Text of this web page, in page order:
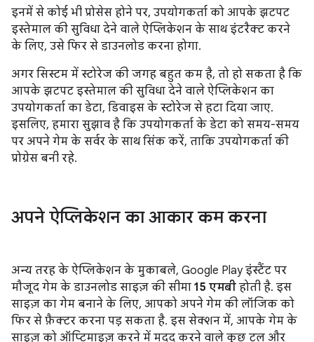
इनमें से कोई भी प्रोसेस होने पर, उपयोगकर्ता को आपके झटपट
इस्तेमाल की सुविधा देने वाले ऐप्लिकेशन के साथ इंटरैक्ट करने
के लिए, उसे फिर से डाउनलोड करना होगा.
अगर सिस्टम में स्टोरेज की जगह बहुत कम है, तो हो सकता है कि
आपके झटपट इस्तेमाल की सुविधा देने वाले ऐप्लिकेशन का
उपयोगकर्ता का डेटा, डिवाइस के स्टोरेज से हटा दिया जाए.
इसलिए, हमारा सुझाव है कि उपयोगकर्ता के डेटा को समय-समय
पर अपने गेम के सर्वर के साथ सिंक करें, ताकि उपयोगकर्ता की
प्रोग्रेस बनी रहे.
अपने ऐप्लिकेशन का आकार कम करना
अन्य तरह के ऐप्लिकेशन के मुकाबले, Google Play इंस्टैंट पर
मौजूद गेम के डाउनलोड साइज़ की सीमा 15 एमबी होती है. इस
साइज़ का गेम बनाने के लिए, आपको अपने गेम की लॉजिक को
फिर से फ़ैक्टर करना पड़ सकता है. इस सेक्शन में, आपके गेम के
साइज़ को ऑप्टिमाइज़ करने में मदद करने वाले कुछ टूल और